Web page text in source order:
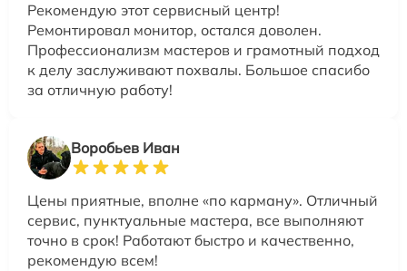
Рекомендую этот сервисный центр!
Ремонтировал монитор, остался доволен.
Профессионализм мастеров и грамотный подход
к делу заслуживают похвалы. Большое спасибо
за отличную работу!
Воробьев Иван
Цены приятные, вполне «по карману». Отличный
сервис, пунктуальные мастера, все выполняют
точно в срок! Работают быстро и качественно,
рекомендую всем!